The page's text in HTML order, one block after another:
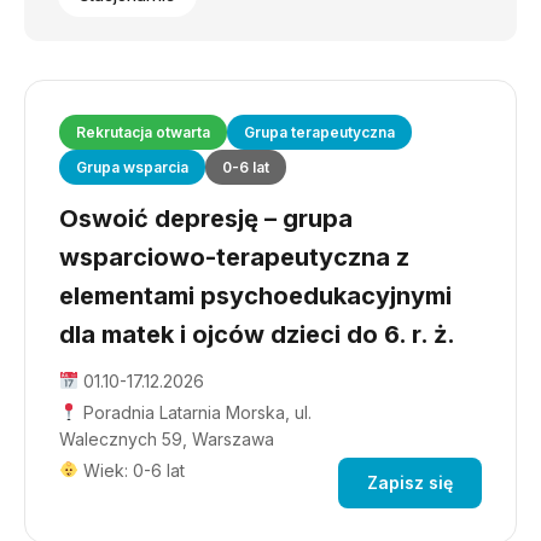
Rekrutacja otwarta
Grupa terapeutyczna
Grupa wsparcia
0-6 lat
Oswoić depresję – grupa
wsparciowo-terapeutyczna z
elementami psychoedukacyjnymi
dla matek i ojców dzieci do 6. r. ż.
01.10-17.12.2026
Poradnia Latarnia Morska, ul.
Walecznych 59, Warszawa
Wiek: 0-6 lat
Zapisz się